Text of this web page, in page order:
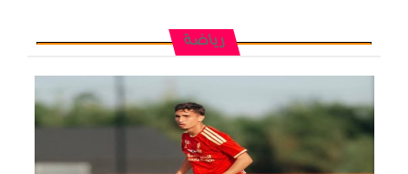
رياضة